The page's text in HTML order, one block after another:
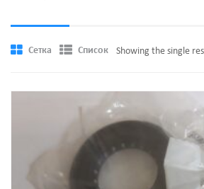
О КОМПАНИИ
Сетка Список Showing the single